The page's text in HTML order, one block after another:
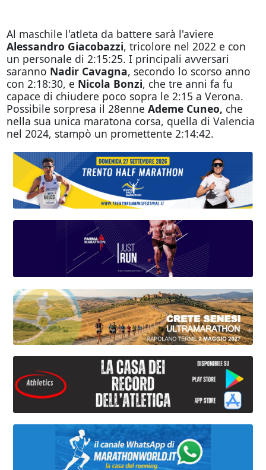
Al maschile l'atleta da battere sarà l'aviere
Alessandro Giacobazzi, tricolore nel 2022 e con
un personale di 2:15:25. I principali avversari
saranno Nadir Cavagna, secondo lo scorso anno
con 2:18:30, e Nicola Bonzi, che tre anni fa fu
capace di chiudere poco sopra le 2:15 a Verona.
Possibile sorpresa il 28enne Ademe Cuneo, che
nella sua unica maratona corsa, quella di Valencia
nel 2024, stampò un promettente 2:14:42.